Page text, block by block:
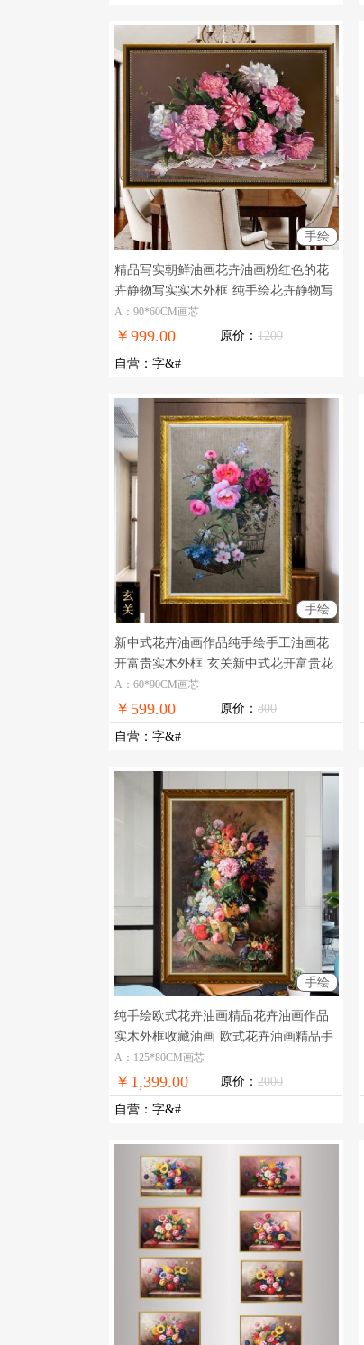
手绘
精品写实朝鲜油画花卉油画粉红色的花
卉静物写实实木外框 纯手绘花卉静物写
实油画
A：90*60CM画芯
￥999.00 原价： 1200
自营 ： 字&#
手绘
新中式花卉油画作品纯手绘手工油画花
开富贵实木外框 玄关新中式花开富贵花
卉油画
A：60*90CM画芯
￥599.00 原价： 800
自营 ： 字&#
手绘
纯手绘欧式花卉油画精品花卉油画作品
实木外框收藏油画 欧式花卉油画精品手
绘油画
A：125*80CM画芯
￥1,399.00 原价： 2000
自营 ： 字&#